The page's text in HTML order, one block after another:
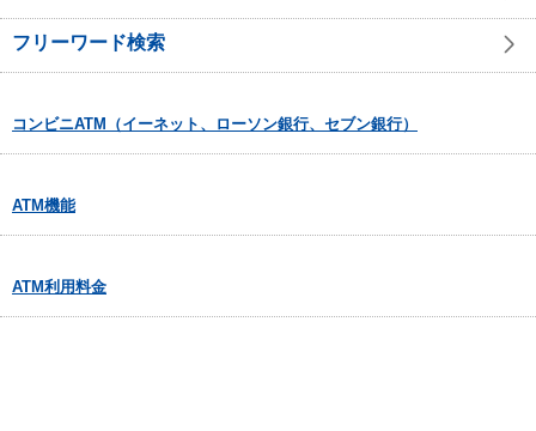
フリーワード検索
コンビニATM（イーネット、ローソン銀行、セブン銀行）
ATM機能
ATM利用料金